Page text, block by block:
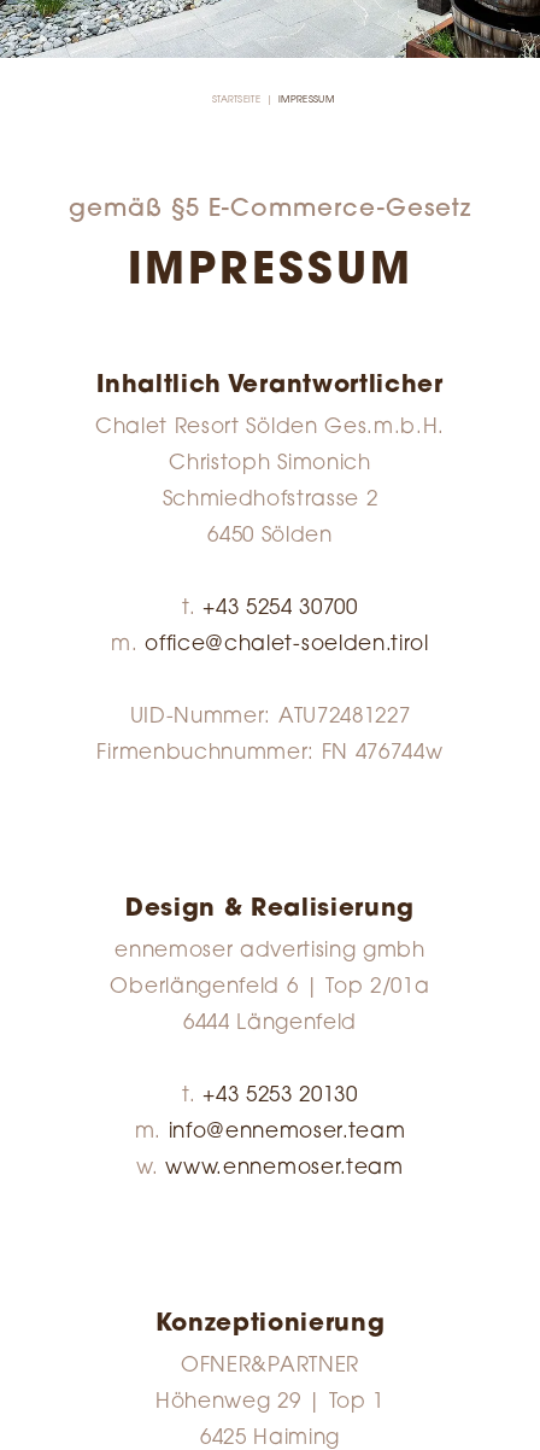
STARTSEITE IMPRESSUM
gemäß §5 E-Commerce-Gesetz
IMPRESSUM
Inhaltlich Verantwortlicher
Chalet Resort Sölden Ges.m.b.H.
Christoph Simonich
Schmiedhofstrasse 2
6450 Sölden
t.+43 5254 30700
m.office@chalet-soelden.tirol
UID-Nummer: ATU72481227
Firmenbuchnummer: FN 476744w
Design & Realisierung
ennemoser advertising gmbh
Oberlängenfeld 6 | Top 2/01a
6444 Längenfeld
t.+43 5253 20130
m. info@ennemoser.team
w.www.ennemoser.team
Konzeptionierung
OFNER&PARTNER
Höhenweg 29 | Top 1
6425 Haiming